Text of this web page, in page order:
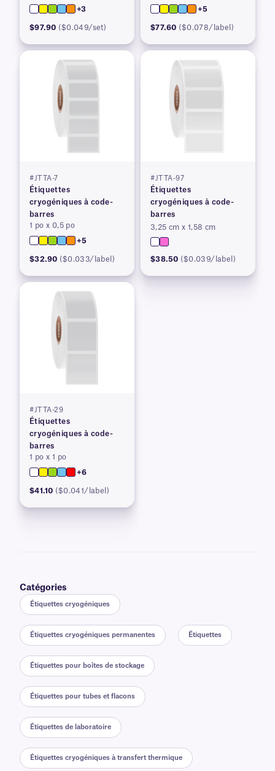
+3
$97.90 ($0.049/set)
+5
$77.60 ($0.078/label)
#JTTA-7
Étiquettes
cryogéniques à code-
barres
1 po x 0,5 po
+5
$32.90 ($0.033/label)
#JTTA-97
Étiquettes
cryogéniques à code-
barres
3,25 cm x 1,58 cm
$38.50 ($0.039/label)
#JTTA-29
Étiquettes
cryogéniques à code-
barres
1 po x 1 po
+6
$41.10 ($0.041/label)
Catégories
Étiquettes cryogéniques
Étiquettes cryogéniques permanentes Étiquettes
Étiquettes pour boîtes de stockage
Étiquettes pour tubes et flacons
Étiquettes de laboratoire
Étiquettes cryogéniques à transfert thermique